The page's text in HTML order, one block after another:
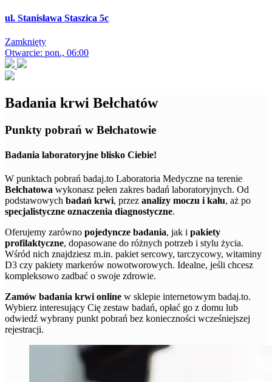
ul. Stanisława Staszica 5c
Zamknięty
Otwarcie: pon., 06:00
Badania krwi Bełchatów
Punkty pobrań w Bełchatowie
Badania laboratoryjne blisko Ciebie!
W punktach pobrań badaj.to Laboratoria Medyczne na terenie
Bełchatowa wykonasz pełen zakres badań laboratoryjnych. Od
podstawowych badań krwi, przez analizy moczu i kału, aż po
specjalistyczne oznaczenia diagnostyczne.
Oferujemy zarówno pojedyncze badania, jak i pakiety
profilaktyczne, dopasowane do różnych potrzeb i stylu życia.
Wśród nich znajdziesz m.in. pakiet sercowy, tarczycowy, witaminy
D3 czy pakiety markerów nowotworowych. Idealne, jeśli chcesz
kompleksowo zadbać o swoje zdrowie.
Zamów badania krwi online w sklepie internetowym badaj.to.
Wybierz interesujący Cię zestaw badań, opłać go z domu lub
odwiedź wybrany punkt pobrań bez konieczności wcześniejszej
rejestracji.